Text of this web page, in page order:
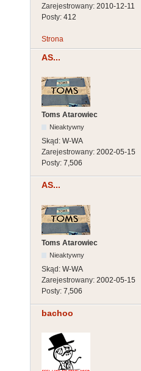
Zarejestrowany: 2010-12-11
Posty: 412
Strona
AS...
Toms Atarowiec
Nieaktywny
Skąd: W-WA
Zarejestrowany: 2002-05-15
Posty: 7,506
AS...
Toms Atarowiec
Nieaktywny
Skąd: W-WA
Zarejestrowany: 2002-05-15
Posty: 7,506
bachoo